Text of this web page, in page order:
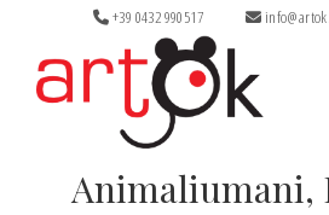
+39 0432 990517
RicercaAnimaliumani,